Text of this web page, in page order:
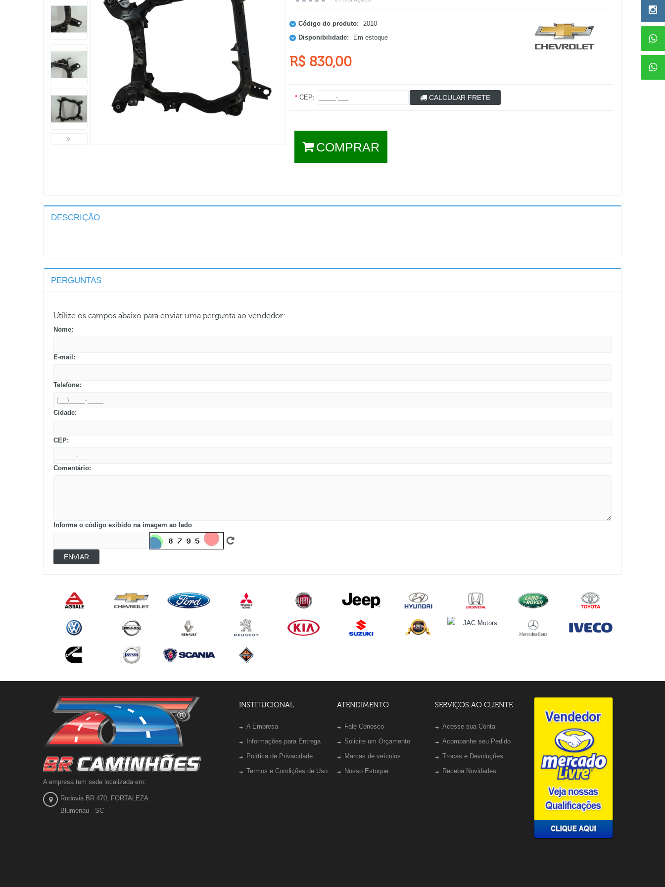
Código do produto:
2010
Disponibilidade:
Em estoque
R$ 830,00
*CEP: CALCULAR FRETE
COMPRAR
DESCRIÇÃO
PERGUNTAS
Utilize os campos abaixo para enviar uma pergunta ao vendedor:
Nome:
E-mail:
Telefone:
Cidade:
CEP:
Comentário:
Informe o código exibido na imagem ao lado
ENVIAR
A empresa tem sede localizada em:
Rodovia BR 470, FORTALEZA
Blumenau - SC
INSTITUCIONAL
A Empresa
Informações para Entrega
Política de Privacidade
Termos e Condições de Uso
ATENDIMENTO
Fale Conosco
Solicite um Orçamento
Marcas de veículos
Nosso Estoque
SERVIÇOS AO CLIENTE
Acesse sua Conta
Acompanhe seu Pedido
Trocas e Devoluções
Receba Novidades